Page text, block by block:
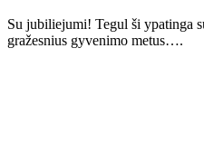
Su jubiliejumi! Tegul ši ypatinga
gražesnius gyvenimo metus….